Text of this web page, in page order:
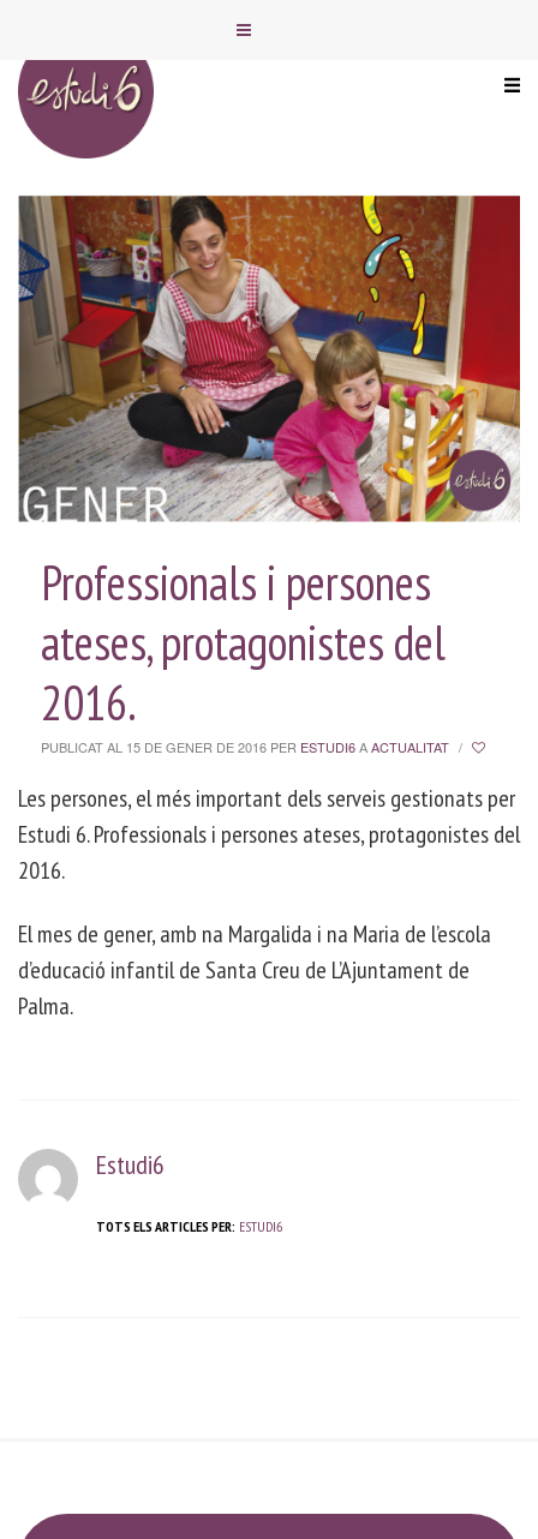
Professionals i persones
ateses, protagonistes del
2016.
PUBLICAT AL 15 DE GENER DE 2016 PER ESTUDI6AACTUALITAT /
Les persones, el més important dels serveis gestionats per
Estudi 6. Professionals i persones ateses, protagonistes del
2016.
El mes de gener, amb na Margalida i na Maria de l’escola
d’educació infantil de Santa Creu de L’Ajuntament de
Palma.
Estudi6
TOTS ELS ARTICLES PER: ESTUDI6